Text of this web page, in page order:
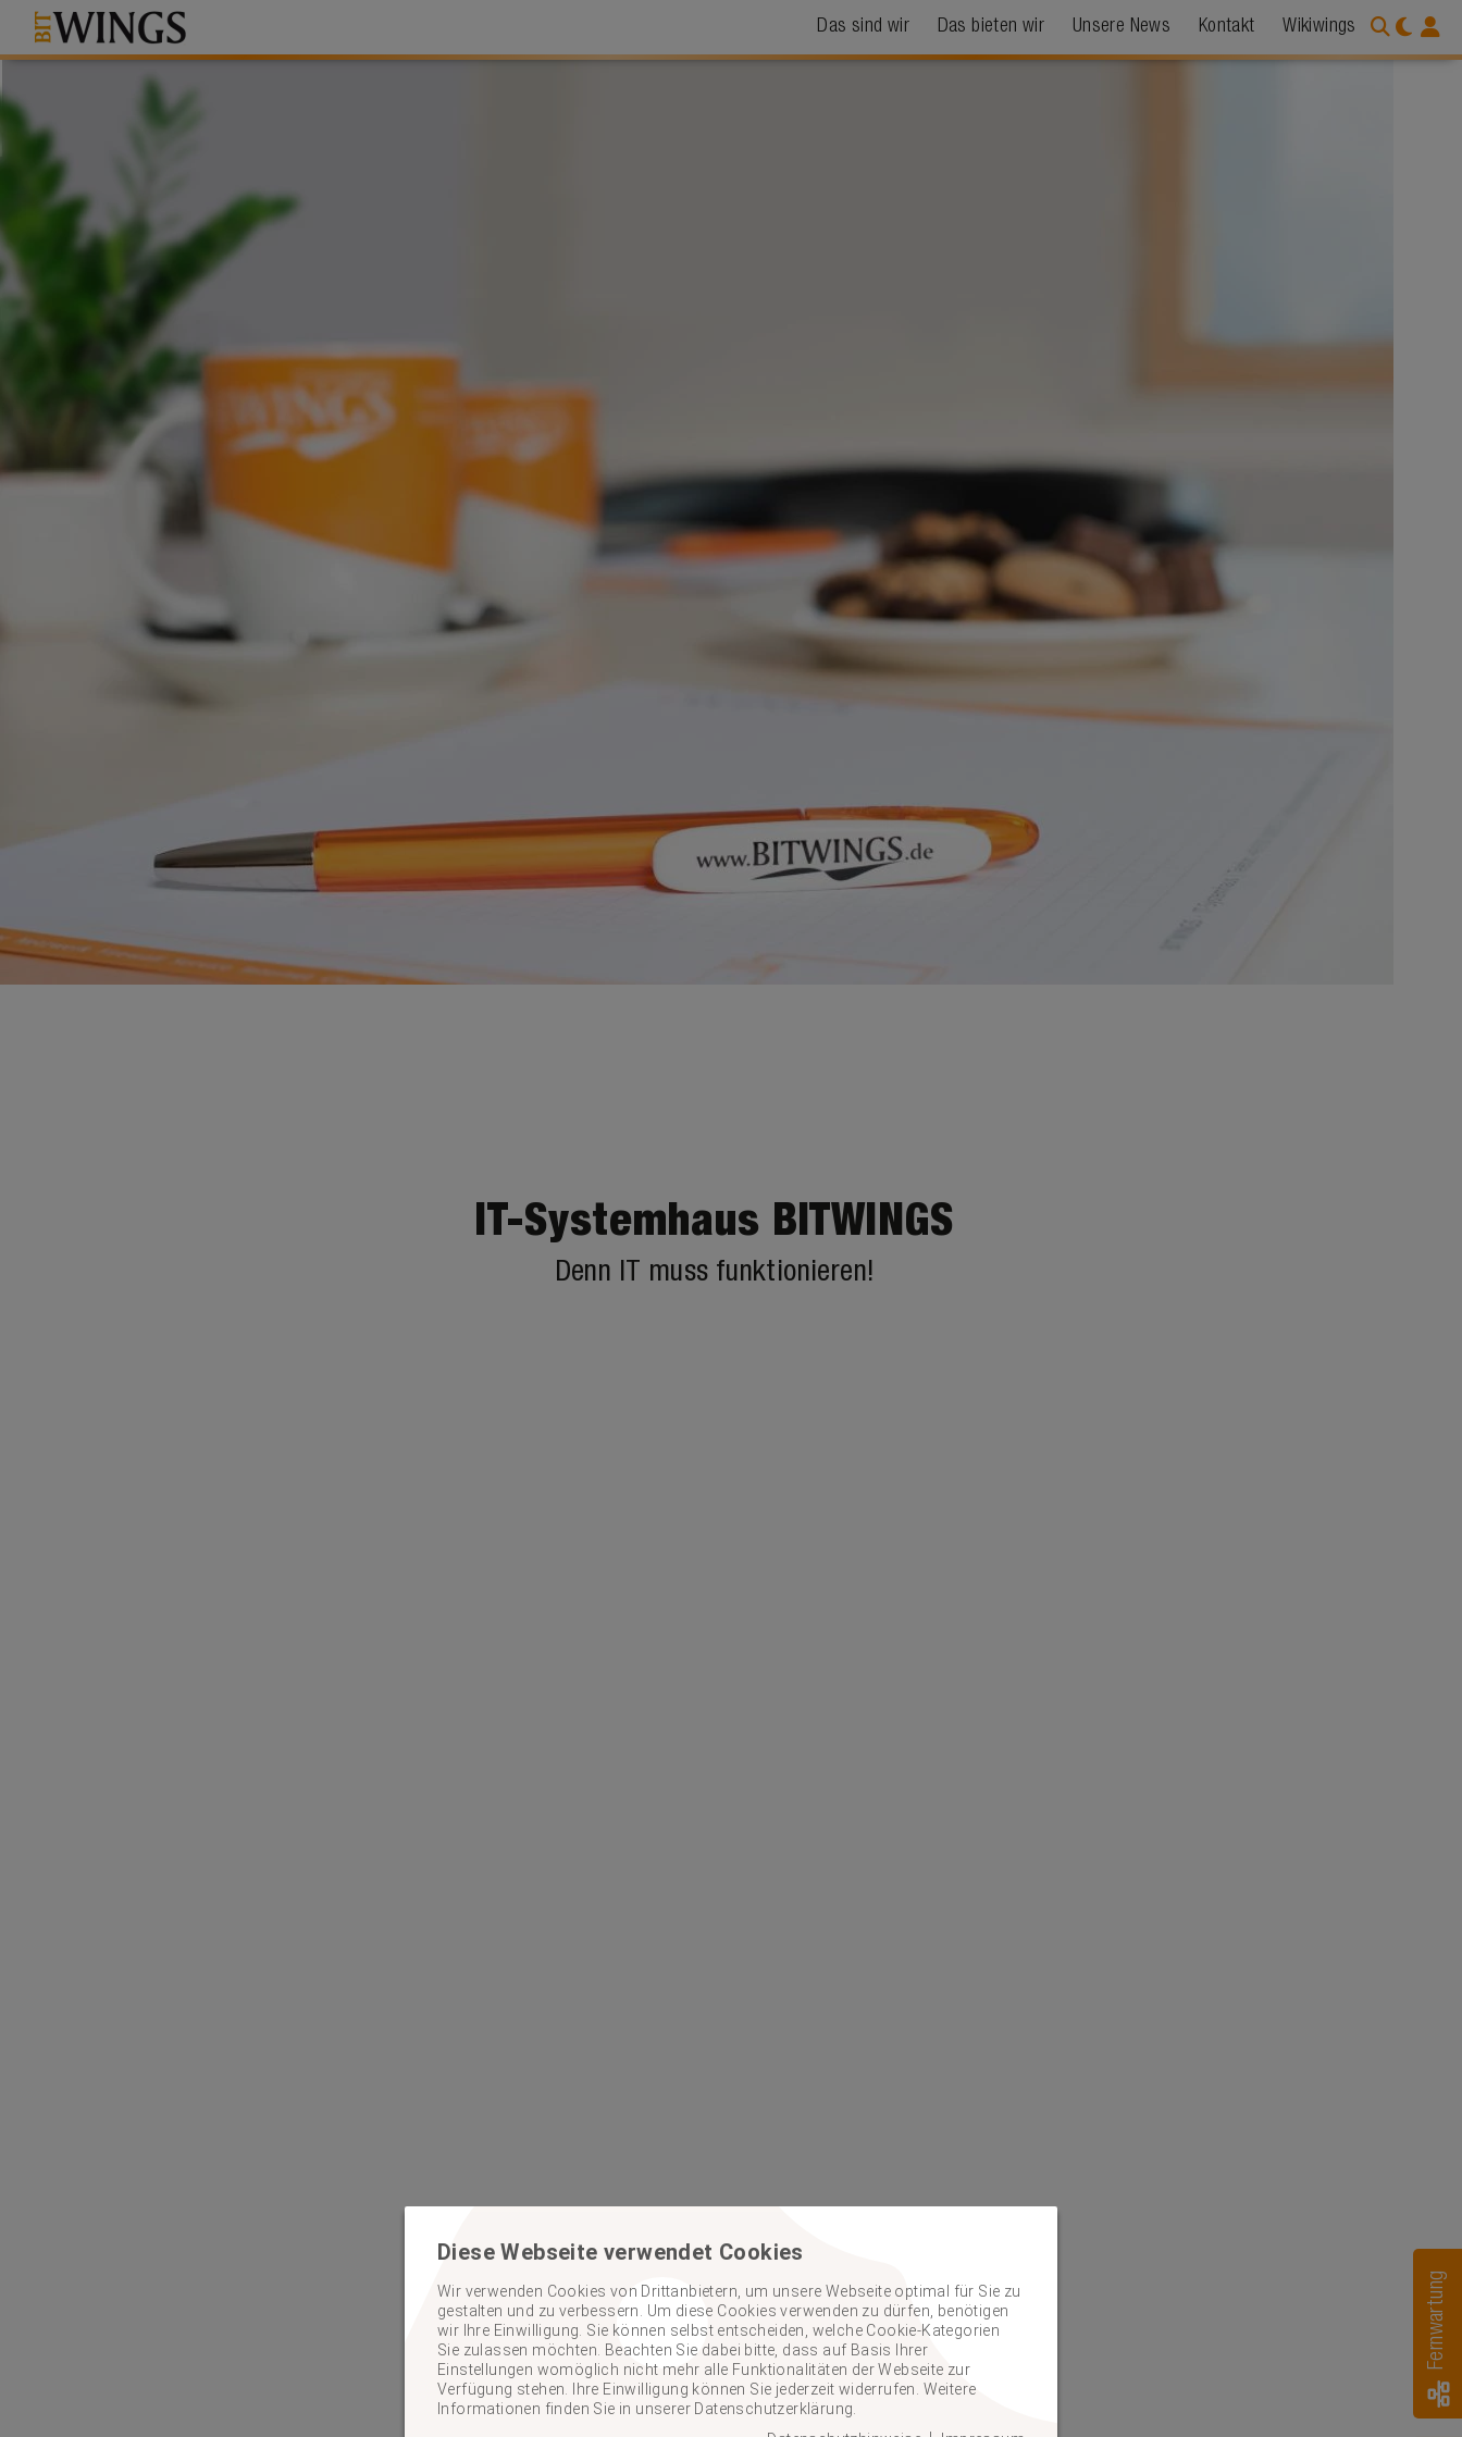
Das sind wir Das bieten wir Unsere News Kontakt Wikiwings
IT-Systemhaus BITWINGS
Denn IT muss funktionieren!
Fernwartung
Diese Webseite verwendet Cookies
Wir verwenden Cookies von Drittanbietern, um unsere Webseite optimal für Sie zu
gestalten und zu verbessern. Um diese Cookies verwenden zu dürfen, benötigen
wir Ihre Einwilligung. Sie können selbst entscheiden, welche Cookie-Kategorien
Sie zulassen möchten. Beachten Sie dabei bitte, dass auf Basis Ihrer
Einstellungen womöglich nicht mehr alle Funktionalitäten der Webseite zur
Verfügung stehen. Ihre Einwilligung können Sie jederzeit widerrufen. Weitere
Informationen finden Sie in unserer Datenschutzerklärung.